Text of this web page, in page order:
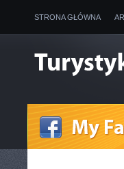
STRONA GŁÓWNA